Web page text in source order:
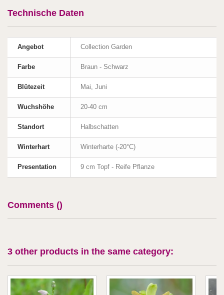
Technische Daten
Angebot Collection Garden
Farbe Braun - Schwarz
Blütezeit Mai, Juni
Wuchshöhe 20-40 cm
Standort Halbschatten
Winterhart Winterharte (-20°C)
Presentation 9 cm Topf - Reife Pflanze
Comments ()
3 other products in the same category: